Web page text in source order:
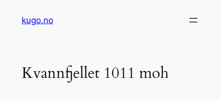
kugo.no
Kvannfjellet 1011 moh